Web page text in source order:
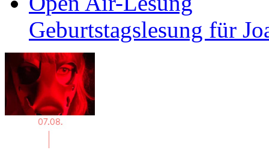
Geburtstagslesung für